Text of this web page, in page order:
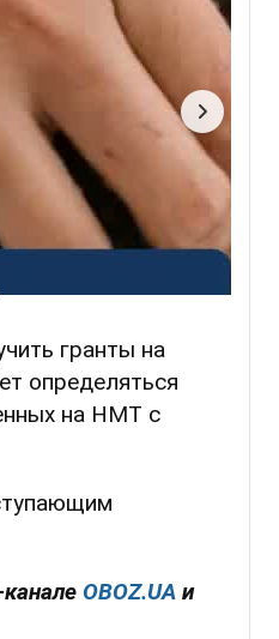
гранты на
определяться
на НМТ с
OBOZ.UA и